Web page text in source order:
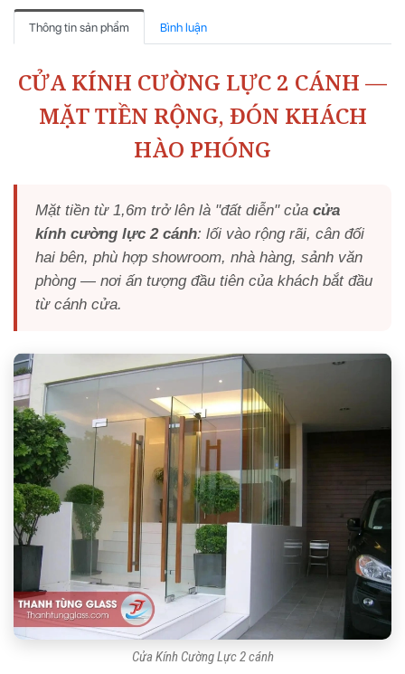
Thông tin sản phẩm Bình luận
CỬA KÍNH CƯỜNG LỰC 2 CÁNH —
MẶT TIỀN RỘNG, ĐÓN KHÁCH
HÀO PHÓNG
Mặt tiền từ 1,6m trở lên là "đất diễn" của cửa
kính cường lực 2 cánh: lối vào rộng rãi, cân đối
hai bên, phù hợp showroom, nhà hàng, sảnh văn
phòng — nơi ấn tượng đầu tiên của khách bắt đầu
từ cánh cửa.
Cửa Kính Cường Lực 2 cánh